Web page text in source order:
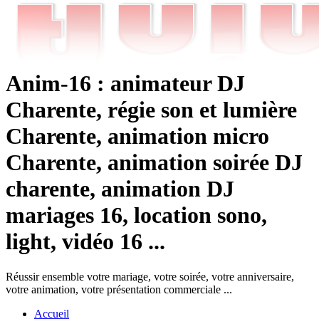
Anim-16 : animateur DJ
Charente, régie son et lumière
Charente, animation micro
Charente, animation soirée DJ
charente, animation DJ
mariages 16, location sono,
light, vidéo 16 ...
Réussir ensemble votre mariage, votre soirée, votre anniversaire,
votre animation, votre présentation commerciale ...
Accueil